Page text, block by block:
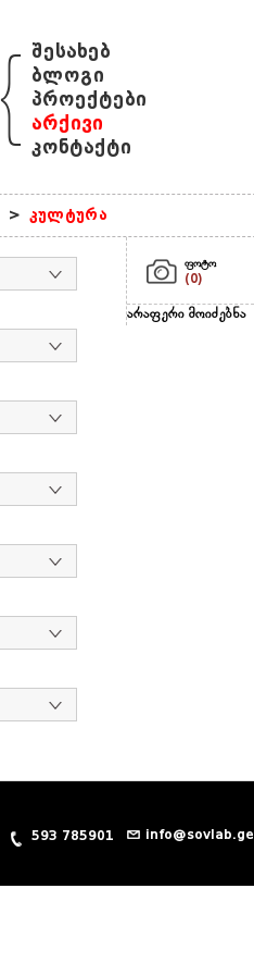
{ შესახებ
ბლოგი
პროექტები
არქივი
კონტაქტი
> კულტურა
ფოტო
(0)
არაფერი მოიძებნა
593 785901 info@sovlab.ge